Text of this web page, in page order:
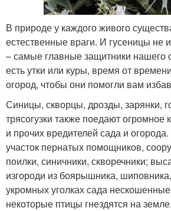
В природе у каждого живого
естественные враги. И гусеницы не
– самые главные защитники нашего
есть утки или куры, время от
огород, чтобы они помогли вам
Синицы, скворцы, дрозды, зарянки,
трясогузки также поедают огромное
и прочих вредителей сада и
участок пернатых помощников,
поилки, синичники, скворечники;
изгороди из боярышника,
укромных уголках сада
некоторые птицы гнездятся на земле.